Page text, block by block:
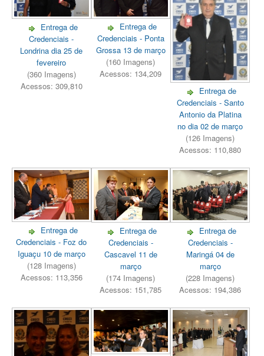
Entrega de
Credenciais -
Londrina dia 25 de
fevereiro
(360 Imagens)
Acessos: 309,810
Entrega de
Credenciais - Ponta
Grossa 13 de março
(160 Imagens)
Acessos: 134,209
Entrega de
Credenciais - Santo
Antonio da Platina
no dia 02 de março
(126 Imagens)
Acessos: 110,880
Entrega de
Credenciais - Foz do
Iguaçu 10 de março
(128 Imagens)
Acessos: 113,356
Entrega de
Credenciais -
Cascavel 11 de
março
(174 Imagens)
Acessos: 151,785
Entrega de
Credenciais -
Maringá 04 de
março
(228 Imagens)
Acessos: 194,386